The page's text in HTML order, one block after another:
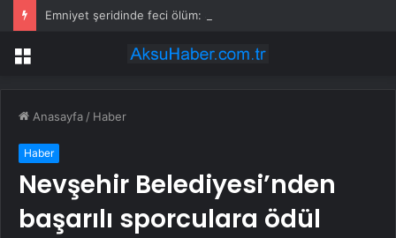
Menü
Anasayfa / Haber
Haber
Nevşehir Belediyesi’nden
başarılı sporculara ödül